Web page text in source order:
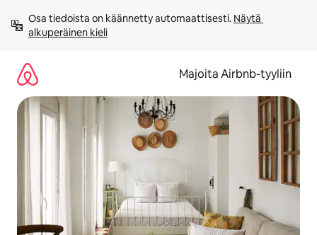
sisältö
väliin
Osa tiedoista on käännetty automaattisesti. Näytä
alkuperäinen kieli
Majoita Airbnb-tyyliin